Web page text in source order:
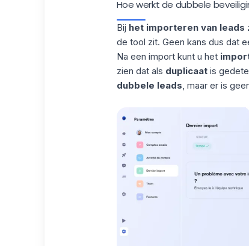
Hoe werkt de dubbele
Bij het importeren van leads
de tool zit. Geen kans dus dat
Na een import kunt u het
zien dat als duplicaatis
dubbele leads, maar er is